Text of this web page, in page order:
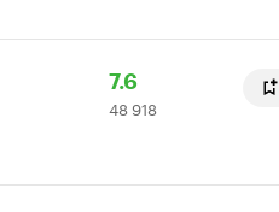
Рейтинг
Кинопоиска
7.6
48
918
48 918